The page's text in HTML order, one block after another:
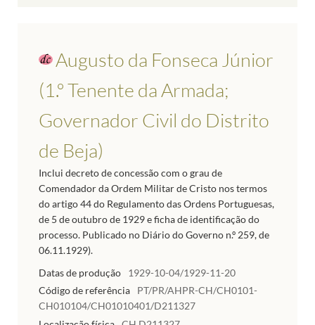
Augusto da Fonseca Júnior
(1.º Tenente da Armada;
Governador Civil do Distrito
de Beja)
Inclui decreto de concessão com o grau de
Comendador da Ordem Militar de Cristo nos termos
do artigo 44 do Regulamento das Ordens Portuguesas,
de 5 de outubro de 1929 e ficha de identificação do
processo. Publicado no Diário do Governo n.º 259, de
06.11.1929).
Datas de produção
1929-10-04/1929-11-20
Código de referência
PT/PR/AHPR-CH/CH0101-
CH010104/CH01010401/D211327